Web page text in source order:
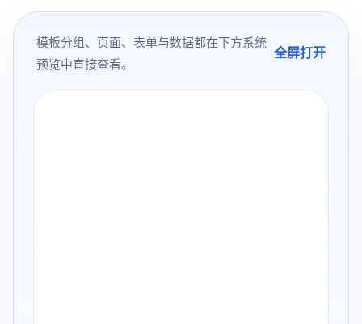
模板分组、页面、表单与数据都在下方系统
预览中直接查看。
全屏打开